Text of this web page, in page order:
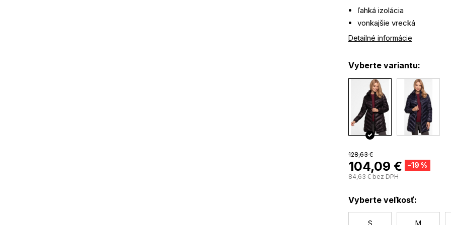
128,63 €
–19 %
104,09 €
84,63 € bez DPH
Vyberte veľkosť:
ľahká izolácia
vonkajšie vrecká
odopínateľná kapucňa
obojcestný zips
Detailné informácie
Vyberte variantu: